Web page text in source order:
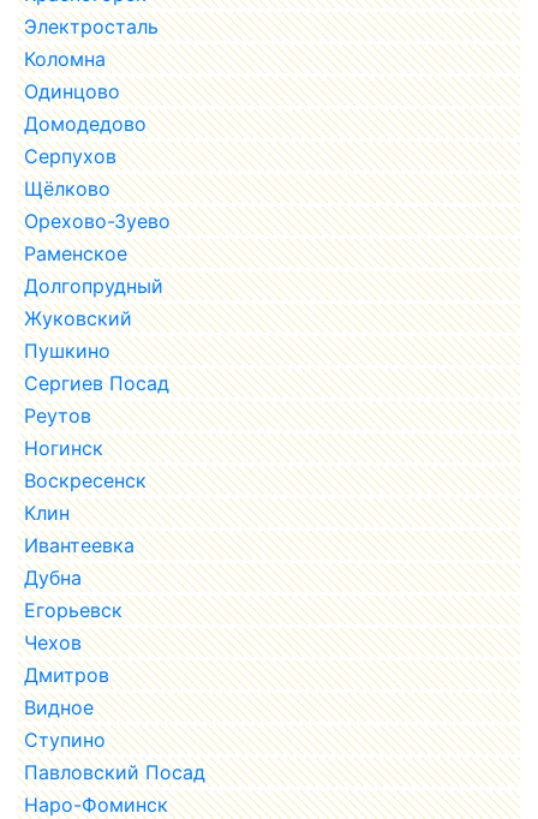
Электросталь
Коломна
Одинцово
Домодедово
Серпухов
Щёлково
Орехово-Зуево
Раменское
Долгопрудный
Жуковский
Пушкино
Сергиев Посад
Реутов
Ногинск
Воскресенск
Клин
Ивантеевка
Дубна
Егорьевск
Чехов
Дмитров
Видное
Ступино
Павловский Посад
Наро-Фоминск